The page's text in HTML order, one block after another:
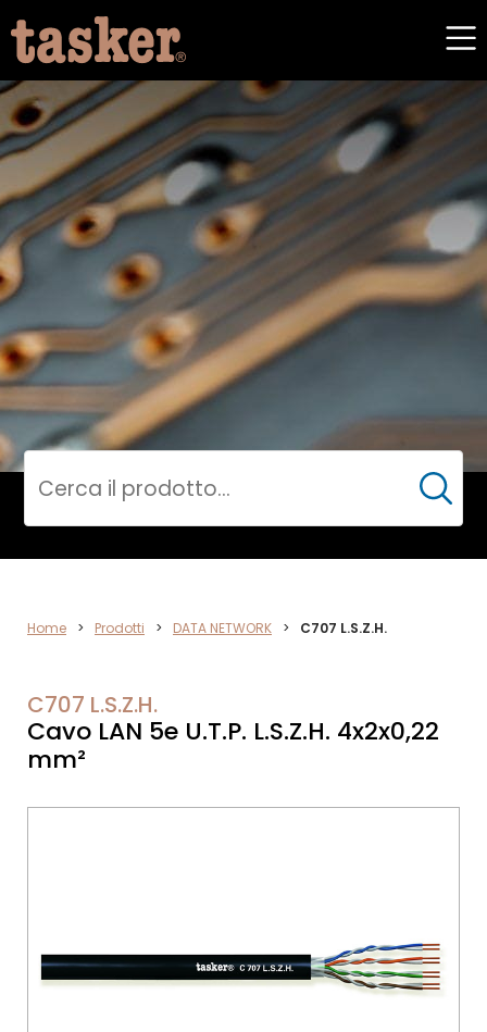
ELETTRONICA
Cerca
Home > Prodotti > DATA NETWORK > C707 L.S.Z.H.
C707 L.S.Z.H.
Cavo LAN 5e U.T.P. L.S.Z.H. 4x2x0,22
mm²